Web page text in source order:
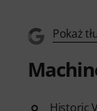
Pokaż
Historic